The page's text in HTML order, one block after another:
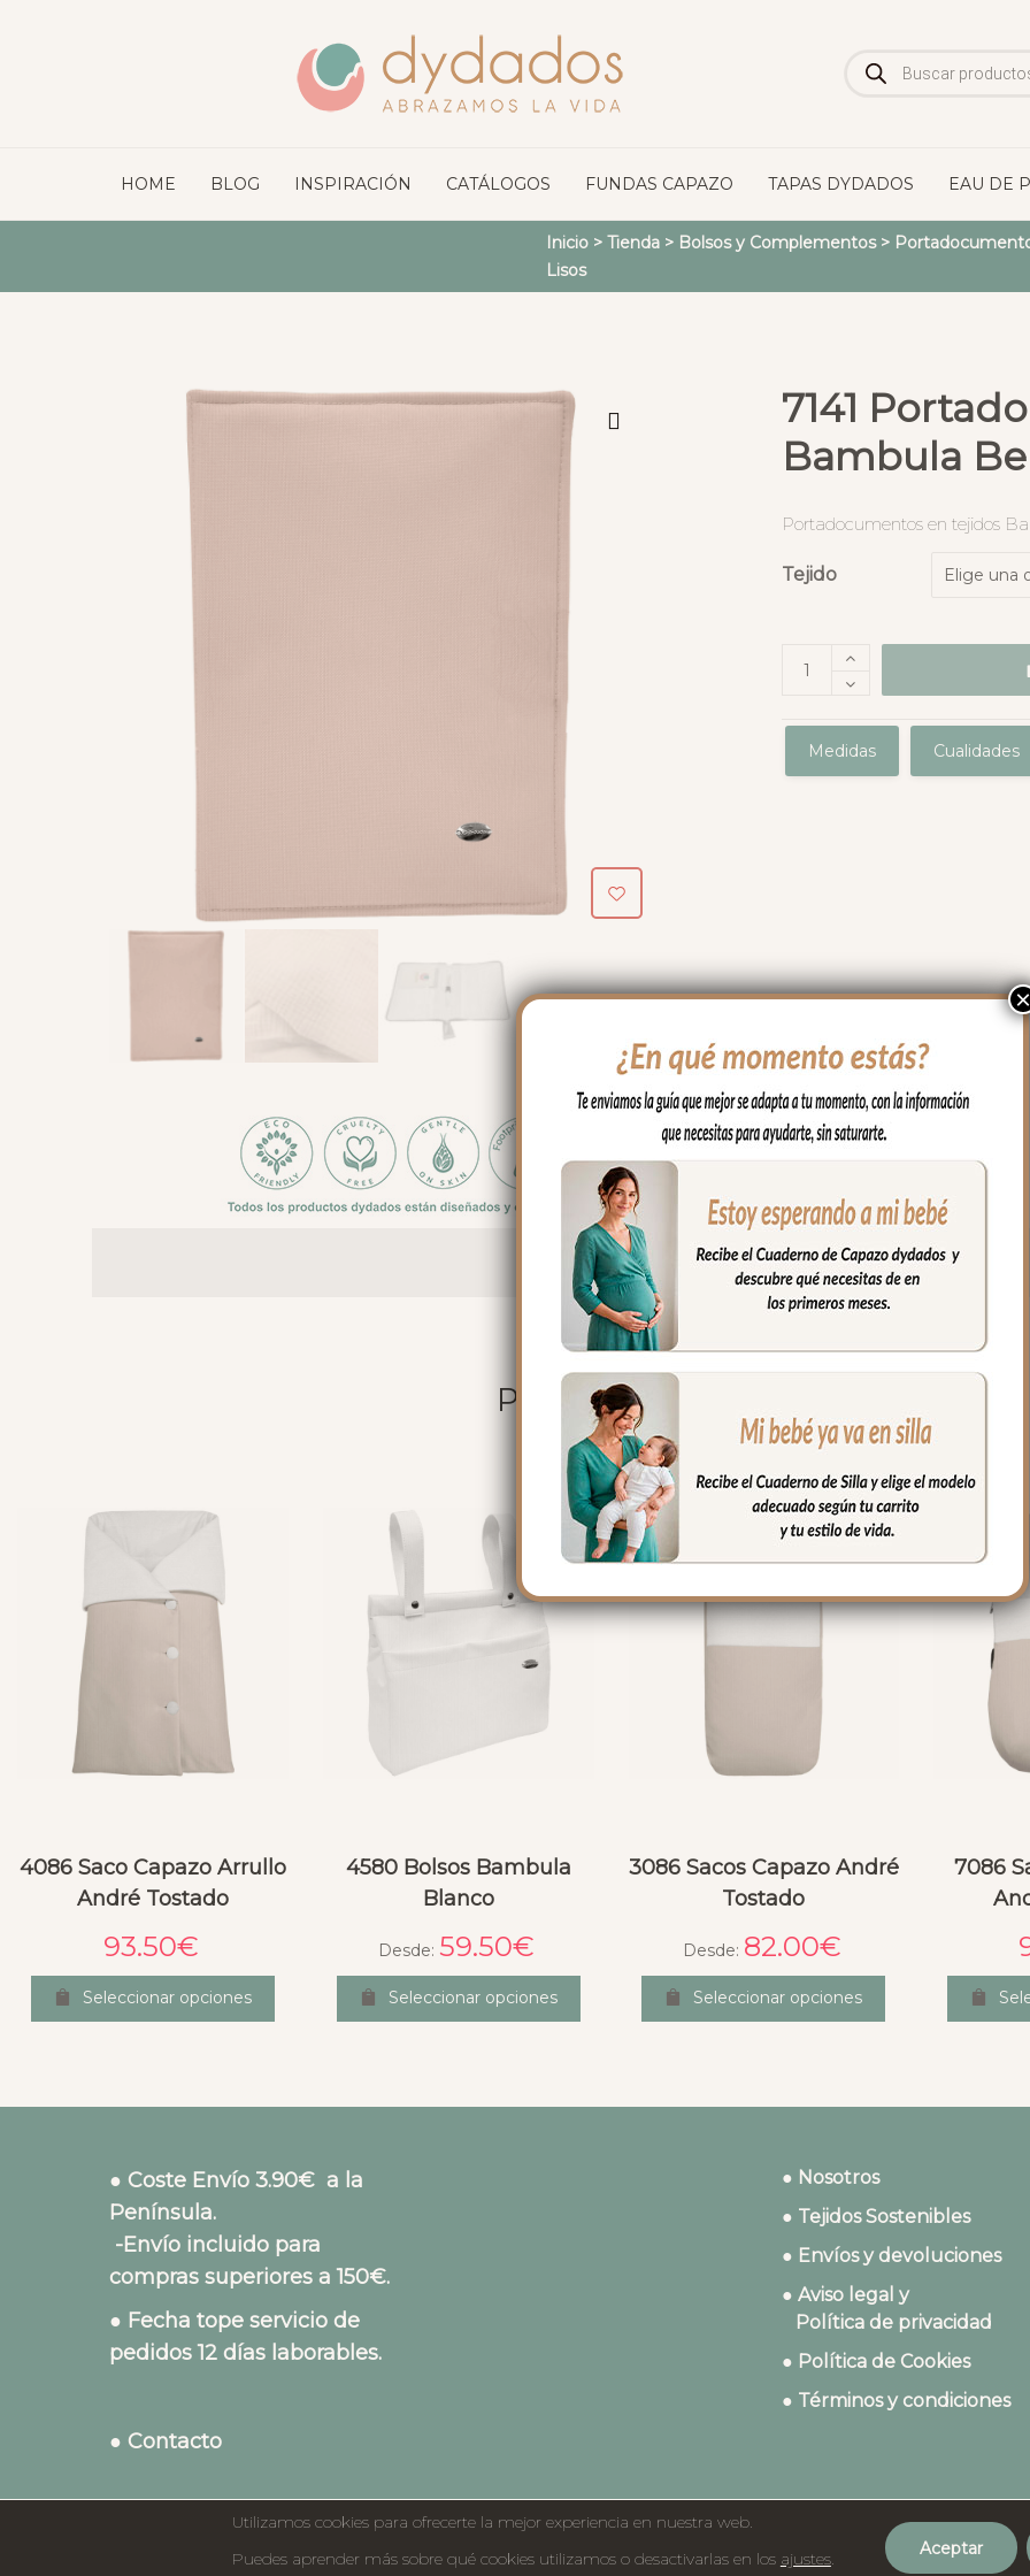
de
productos
HOME BLOG INSPIRACIÓN CATÁLOGOS FUNDAS CAPAZO TAPAS DYDADOS EAU DE
Inicio> Tienda> Bolsos y Complementos>
Lisos
7141
Bambula
Portadocumentos en tejidos
Tejido
Medidas Cualidades
PRODUCTOS RELACIONADOS
4086 Saco Capazo Arrullo
André Tostado
93.50€
Seleccionar opciones
4580 Bolsos Bambula
Blanco
Desde: 59.50€
Seleccionar opciones
3086 Sacos Capazo André
Tostado
Desde: 82.00€
Seleccionar opciones
7086
● Coste Envío 3.90€ a la
Península.
-Envío incluido para
compras superiores a 150€.
● Fecha tope servicio de
pedidos 12 días laborables.
● Contacto
● Nosotros
● Tejidos Sostenibles
● Envíos y devoluciones
● Aviso legal y
Política de privacidad
● Política de Cookies
● Términos y condiciones
©2023 Dydados
×
Utilizamos cookies para ofrecerte la mejor experiencia en nuestra web.
Puedes aprender más sobre qué cookies utilizamos o desactivarlas en los ajustes. Aceptar